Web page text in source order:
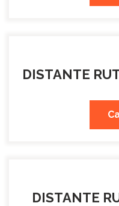
DISTANTE
DISTANTE